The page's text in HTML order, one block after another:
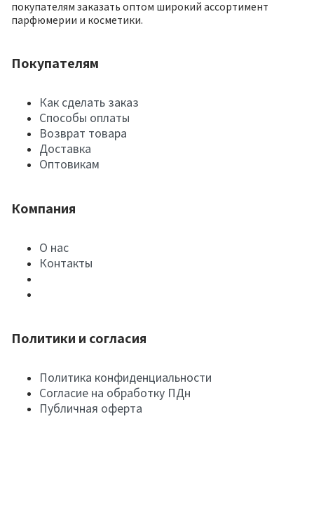
покупателям заказать оптом широкий ассортимент
парфюмерии и косметики.
Покупателям
Как сделать заказ
Способы оплаты
Возврат товара
Доставка
Оптовикам
Компания
О нас
Контакты
Политики и согласия
Политика конфиденциальности
Согласие на обработку ПДн
Публичная оферта